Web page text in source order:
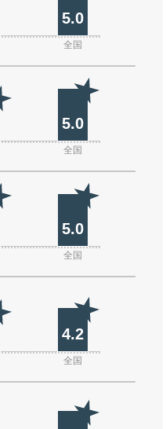
5.0
全国
5.0
全国
5.0
全国
4.2
全国